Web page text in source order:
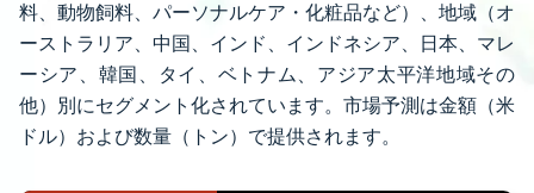
料、動物飼料、パーソナルケア・化粧品など）、地域（オ
ーストラリア、中国、インド、インドネシア、日本、マレ
ーシア、韓国、タイ、ベトナム、アジア太平洋地域その
他）別にセグメント化されています。市場予測は金額（米
ドル）および数量（トン）で提供されます。